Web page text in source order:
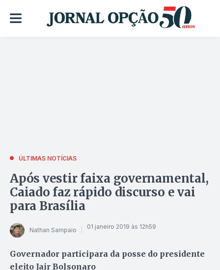
ÚLTIMAS NOTÍCIAS
Após vestir faixa governamental,
Caiado faz rápido discurso e vai
para Brasília
Nathan Sampaio 01 janeiro 2019 às 12h59
Governador participara da posse do presidente
eleito Jair Bolsonaro